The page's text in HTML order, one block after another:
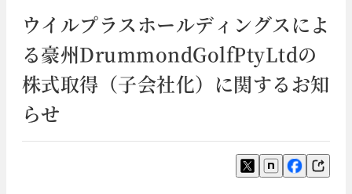
ウイルプラスホールディングスによ
る豪州DrummondGolfPtyLtdの
株式取得（子会社化）に関するお知
らせ